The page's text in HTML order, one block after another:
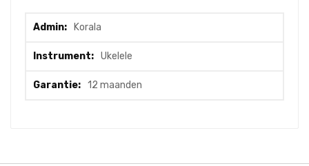
informatie
Korala
Ukelele
12 maanden